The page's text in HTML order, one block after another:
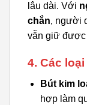
lâu dài. Với
chắn, người
vẫn giữ được
4. Các
Bút kim
hợp làm